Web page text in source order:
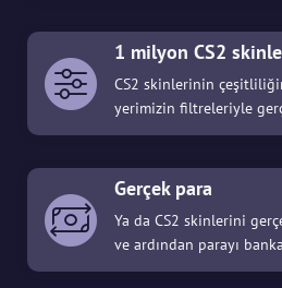
1 milyon CS2
CS2 skinlerinin
yerimizin filtreleriyle
Gerçek para
Ya da CS2 skinlerini
ve ardından parayı